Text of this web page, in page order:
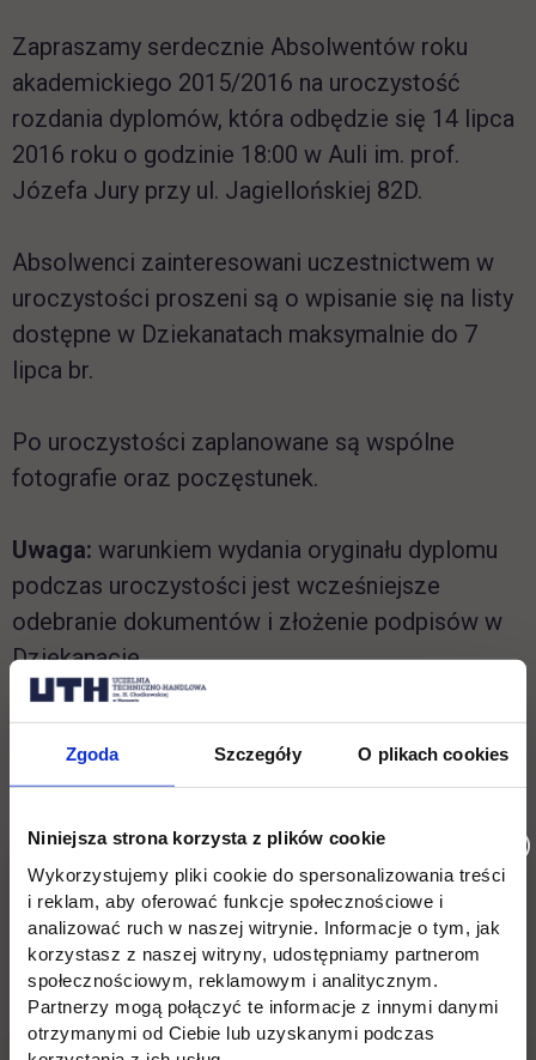
Zgoda Szczegóły O plikach cookies
Niniejsza strona korzysta z plików cookie
Wykorzystujemy pliki cookie do spersonalizowania treści
i reklam, aby oferować funkcje społecznościowe i
analizować ruch w naszej witrynie. Informacje o tym, jak
korzystasz z naszej witryny, udostępniamy partnerom
społecznościowym, reklamowym i analitycznym.
Partnerzy mogą połączyć te informacje z innymi danymi
otrzymanymi od Ciebie lub uzyskanymi podczas
Zapraszamy serdecznie Absolwentów roku
akademickiego 2015/2016 na uroczystość
rozdania dyplomów, która odbędzie się 14 lipca
2016 roku o godzinie 18:00 w Auli im. prof.
Józefa Jury przy ul. Jagiellońskiej 82D.
Absolwenci zainteresowani uczestnictwem w
uroczystości proszeni są o wpisanie się na listy
dostępne w Dziekanatach maksymalnie do 7
lipca br.
Po uroczystości zaplanowane są wspólne
fotografie oraz poczęstunek.
Uwaga: warunkiem wydania oryginału dyplomu
podczas uroczystości jest wcześniejsze
odebranie dokumentów i złożenie podpisów w
Dziekanacie.
Na uroczystość należy przybyć godzinę
wcześniej w celu wypożyczenia togi.
Lokacja: Aula im. prof. Józefa Jury przy ul.
Jagiellońskiej 82D w Warszawie